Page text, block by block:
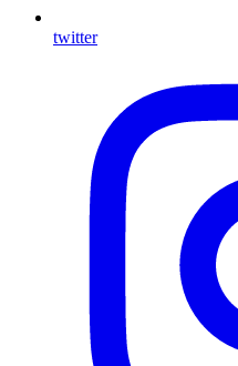
twitter